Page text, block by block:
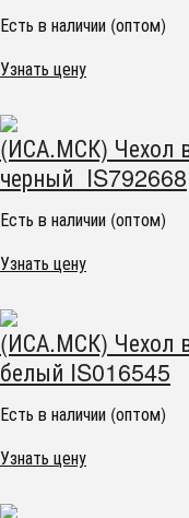
Есть в наличии (оптом)
Узнать цену
(ИСА.МСК) Чехол
черный IS792668
Есть в наличии (оптом)
Узнать цену
(ИСА.МСК) Чехол
белый IS016545
Есть в наличии (оптом)
Узнать цену